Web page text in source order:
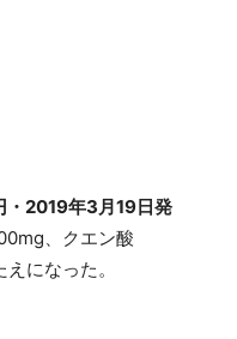
・2019年3月19日発
、クエン酸
になった。